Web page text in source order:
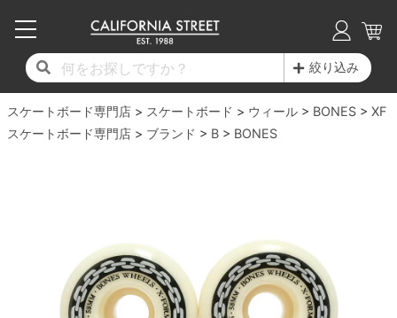
絞り込み
スケートボード専門店 スケートボード ウィール BONES
XF
スケートボード専門店
ブランド B BONES
17時までのご注文は当日発送！
11,000円以上で送料無料！
毎月1日はポイント5倍！10日と20日は3倍！
17時までのご注文は当日発送！
11,000円以上で送料無料！
毎月1日はポイント5倍！10日と20日は3倍！
サイズからデッキを選ぶ
子供用デッキ
7.0inch以下
7.6inch
17時までのご注文は当日発送！
11,000円以上で送料無料！
毎月1日はポイント5倍！10日と20日は3倍！
適合デッキサイズから選ぶ
7.0inch以下
7.2inch
7.7inchウィール
17時までのご注文は当日発送！
11,000円以上で送料無料！
毎月1日はポイント5倍！10日と20日は3倍！
ウィールをサイズから選ぶ
50mm
51mm
スピットファイヤー F4（フォーミュラフォ
17時までのご注文は当日発送！
11,000円以上で送料無料！
毎月1日はポイント5倍！10日と20日は3倍！
シューズをサイズから選ぶ
20cm
21cm
23.5cm
サンダル
17時までのご注文は当日発送！
11,000円以上で送料無料！
毎月1日はポイント5倍！10日と20日は3倍！
ジャケット
パーカー
17時までのご注文は当日発送！
11,000円以上で送料無料！
毎月1日はポイント5倍！10日と20日は3倍！
17時までのご注文は当日発送！
11,000円以上で送料無料！
毎月1日はポイント5倍！10日と20日は3倍！
スタッフおすすめアイテム
17時までのご注文は当日発送！
11,000円以上で送料無料！
毎月1日はポイント5倍！10日と20日は3倍！
スタッフ紹介
カリフォルニアストリートの歴史